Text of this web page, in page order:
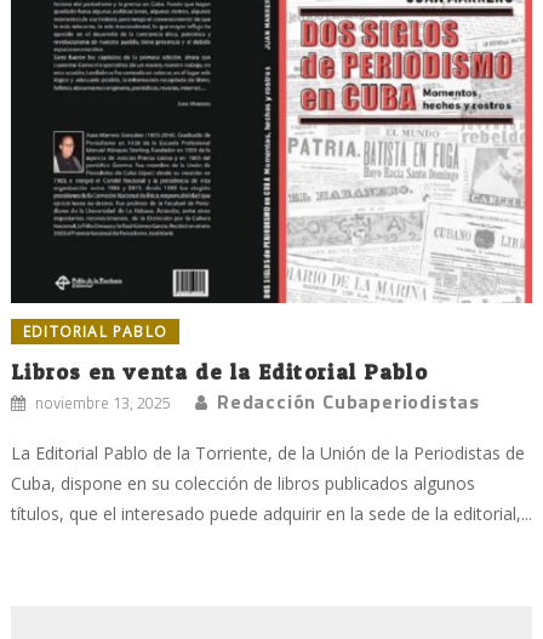
EDITORIAL PABLO
Libros en venta de la Editorial Pablo
noviembre 13, 2025 Redacción Cubaperiodistas
La Editorial Pablo de la Torriente, de la Unión de la Periodistas de
Cuba, dispone en su colección de libros publicados algunos
títulos, que el interesado puede adquirir en la sede de la editorial,...